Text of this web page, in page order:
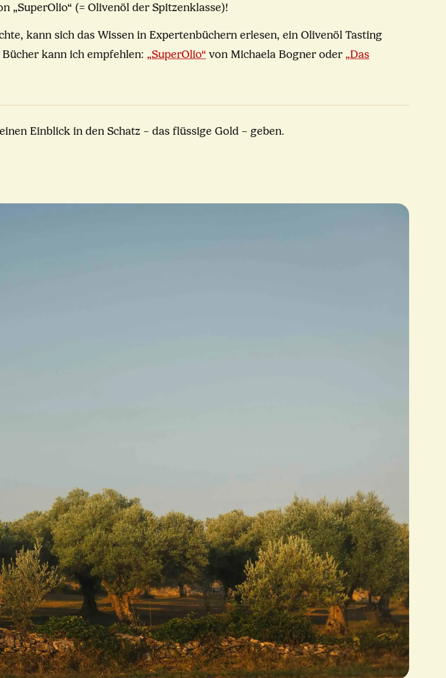
„SuperOlio“ (= Olivenöl der Spitzenklasse)!
kann sich das Wissen in Expertenbüchern erlesen, ein Olivenöl Tasting
kann ich empfehlen: „SuperOlio“ von Michaela Bogner oder „Das
Einblick in den Schatz – das flüssige Gold – geben.